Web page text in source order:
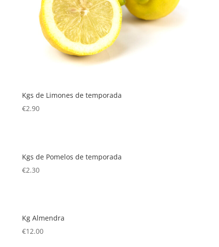
Kgs de Limones de temporada
€2.90
Kgs de Pomelos de temporada
€2.30
Kg Almendra
€12.00